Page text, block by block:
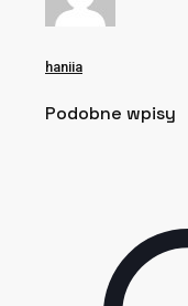
haniia
Podobne wpisy